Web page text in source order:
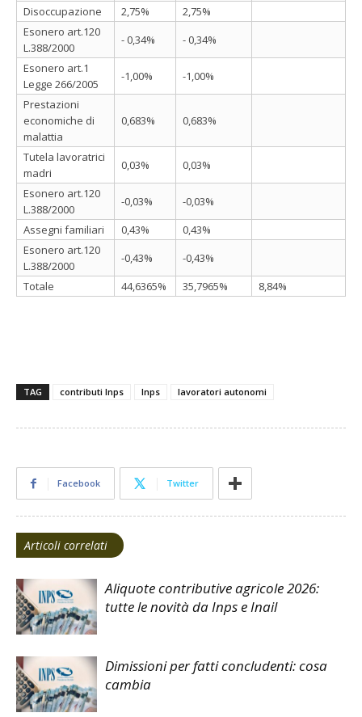
Disoccupazione 2,75%
2,75%
Esonero art.120
L.388/2000
- 0,34%
- 0,34%
Esonero art.1
Legge 266/2005
-1,00%
-1,00%
Prestazioni
economiche di
malattia
0,683% 0,683%
Tutela lavoratrici
madri
0,03%
0,03%
Esonero art.120
L.388/2000
-0,03%
-0,03%
Assegni familiari
0,43%
0,43%
Esonero art.120
L.388/2000
-0,43%
-0,43%
Totale
44,6365% 35,7965% 8,84%
TAG contributi Inps Inps lavoratori autonomi
Facebook Twitter
Articoli correlati
Aliquote contributive agricole 2026:
tutte le novità da Inps e Inail
Dimissioni per fatti concludenti: cosa
cambia